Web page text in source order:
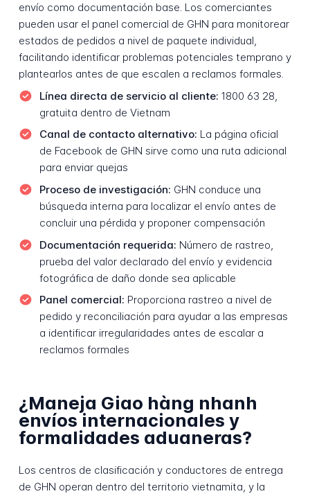
envío como documentación base. Los comerciantes
pueden usar el panel comercial de GHN para monitorear
estados de pedidos a nivel de paquete individual,
facilitando identificar problemas potenciales temprano y
plantearlos antes de que escalen a reclamos formales.
Línea directa de servicio al cliente: 1800 63 28,
gratuita dentro de Vietnam
Canal de contacto alternativo: La página oficial
de Facebook de GHN sirve como una ruta adicional
para enviar quejas
Proceso de investigación: GHN conduce una
búsqueda interna para localizar el envío antes de
concluir una pérdida y proponer compensación
Documentación requerida: Número de rastreo,
prueba del valor declarado del envío y evidencia
fotográfica de daño donde sea aplicable
Panel comercial: Proporciona rastreo a nivel de
pedido y reconciliación para ayudar a las empresas
a identificar irregularidades antes de escalar a
reclamos formales
¿Maneja Giao hàng nhanh
envíos internacionales y
formalidades aduaneras?
Los centros de clasificación y conductores de entrega
de GHN operan dentro del territorio vietnamita, y la